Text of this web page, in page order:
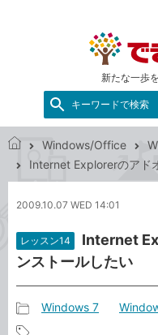
新たな一歩
キーワードで検索
で
ネ
ト
Windows/Office
Internet Explorerのアド
2009.10.07 WED 14:01
レッスン14
Internet
ンストールしたい
Windows 7